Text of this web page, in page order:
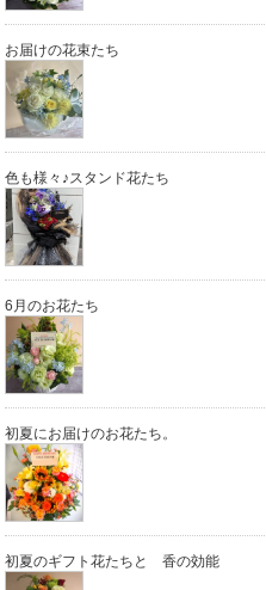
お届けの花束たち
色も様々♪スタンド花たち
6月のお花たち
初夏にお届けのお花たち。
初夏のギフト花たちと 香の効能